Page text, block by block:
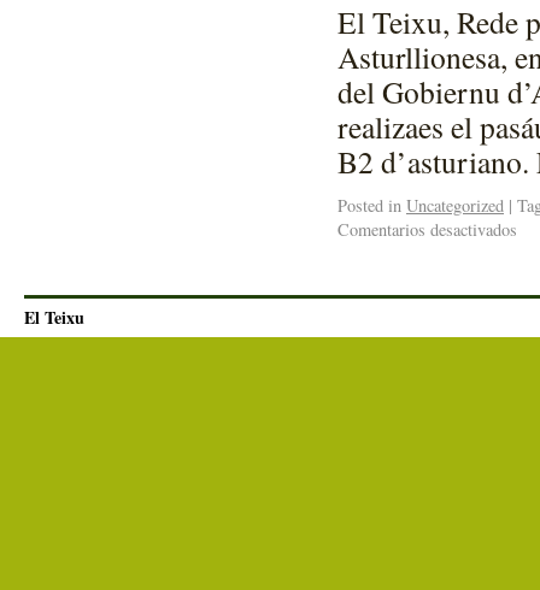
El Teixu, Rede
Asturllionesa,
del Gobiernu
realizaes el
B2
Posted in Uncategorized |
Comentarios desactivados
El Teixu